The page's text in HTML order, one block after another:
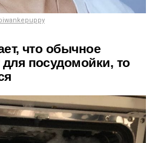
что обычное
посудомойки, то